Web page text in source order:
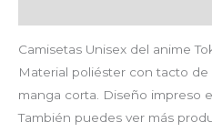
Camisetas Unisex del anime
Material poliéster con tacto
manga corta. Diseño impreso
También puedes ver más